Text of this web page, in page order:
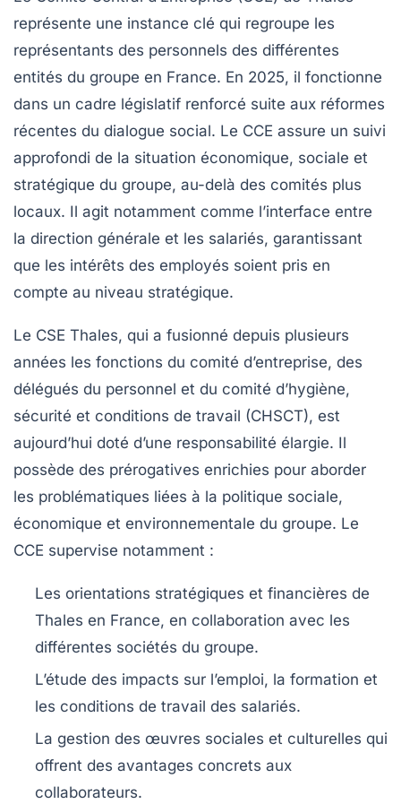
représente une instance clé qui regroupe les
représentants des personnels des différentes
entités du groupe en France. En 2025, il fonctionne
dans un cadre législatif renforcé suite aux réformes
récentes du dialogue social. Le CCE assure un suivi
approfondi de la situation économique, sociale et
stratégique du groupe, au-delà des comités plus
locaux. Il agit notamment comme l’interface entre
la direction générale et les salariés, garantissant
que les intérêts des employés soient pris en
compte au niveau stratégique.
Le CSE Thales, qui a fusionné depuis plusieurs
années les fonctions du comité d’entreprise, des
délégués du personnel et du comité d’hygiène,
sécurité et conditions de travail (CHSCT), est
aujourd’hui doté d’une responsabilité élargie. Il
possède des prérogatives enrichies pour aborder
les problématiques liées à la politique sociale,
économique et environnementale du groupe. Le
CCE supervise notamment :
Les orientations stratégiques et financières de
Thales en France, en collaboration avec les
différentes sociétés du groupe.
L’étude des impacts sur l’emploi, la formation et
les conditions de travail des salariés.
La gestion des œuvres sociales et culturelles qui
offrent des avantages concrets aux
collaborateurs.